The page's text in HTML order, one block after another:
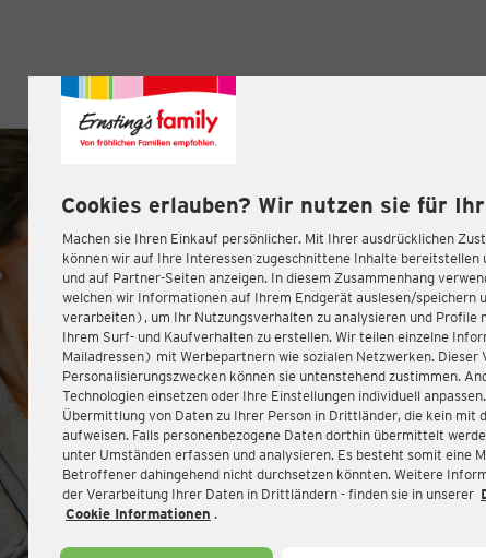
Cookies erlauben? Wir nutzen sie für
Machen sie Ihren Einkauf persönlicher. Mit Ihrer ausdrücklichen
können wir auf Ihre Interessen zugeschnittene Inhalte bereitstellen
und auf Partner-Seiten anzeigen. In diesem Zusammenhang
welchen wir Informationen auf Ihrem Endgerät auslesen/speichern
verarbeiten), um Ihr Nutzungsverhalten zu analysieren und Profile
Ihrem Surf- und Kaufverhalten zu erstellen. Wir teilen einzelne
Mailadressen) mit Werbepartnern wie sozialen Netzwerken. Dieser
Personalisierungszwecken können sie untenstehend zustimmen.
Technologien einsetzen oder Ihre Einstellungen individuell
Übermittlung von Daten zu Ihrer Person in Drittländer, die kein mit
aufweisen. Falls personenbezogene Daten dorthin übermittelt
unter Umständen erfassen und analysieren. Es besteht somit eine
Betroffener dahingehend nicht durchsetzen könnten. Weitere
der Verarbeitung Ihrer Daten in Drittländern - finden sie in unserer
Cookie Informationen .